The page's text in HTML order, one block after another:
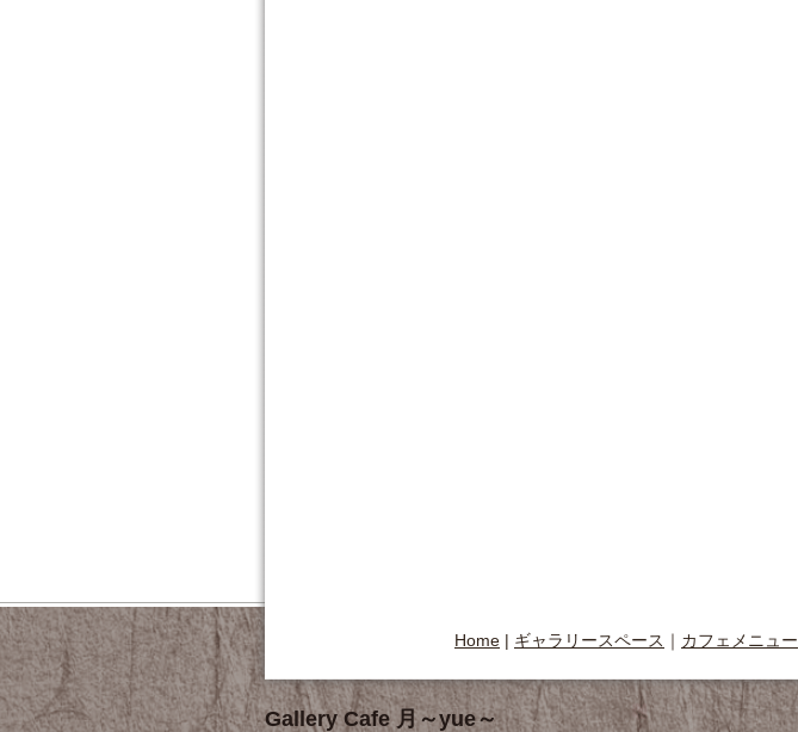
Home | ギャラリースペース ｜ カフェメニュー
Gallery Cafe 月～yue～